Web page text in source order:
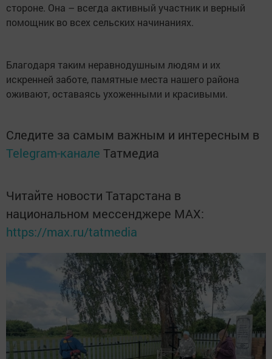
стороне. Она – всегда активный участник и верный
помощник во всех сельских начинаниях.
Благодаря таким неравнодушным людям и их
искренней заботе, памятные места нашего района
оживают, оставаясь ухоженными и красивыми.
Следите за самым важным и интересным в
Telegram-канале Татмедиа
Читайте новости Татарстана в
национальном мессенджере MАХ:
https://max.ru/tatmedia